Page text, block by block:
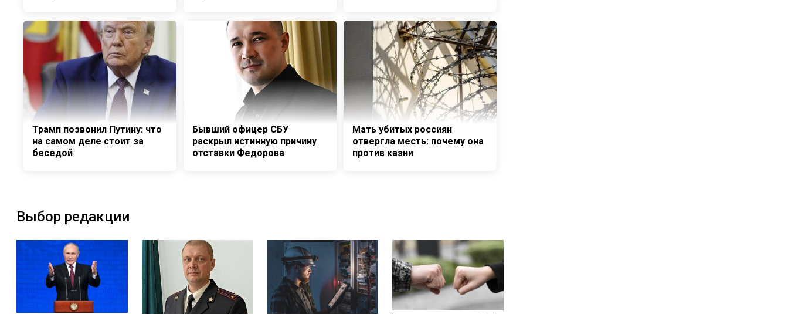
Трамп позвонил Путину: что
на самом деле стоит за
беседой
Бывший офицер СБУ
раскрыл истинную причину
отставки Федорова
Мать убитых россиян
отвергла месть: почему она
против казни
Выбор редакции